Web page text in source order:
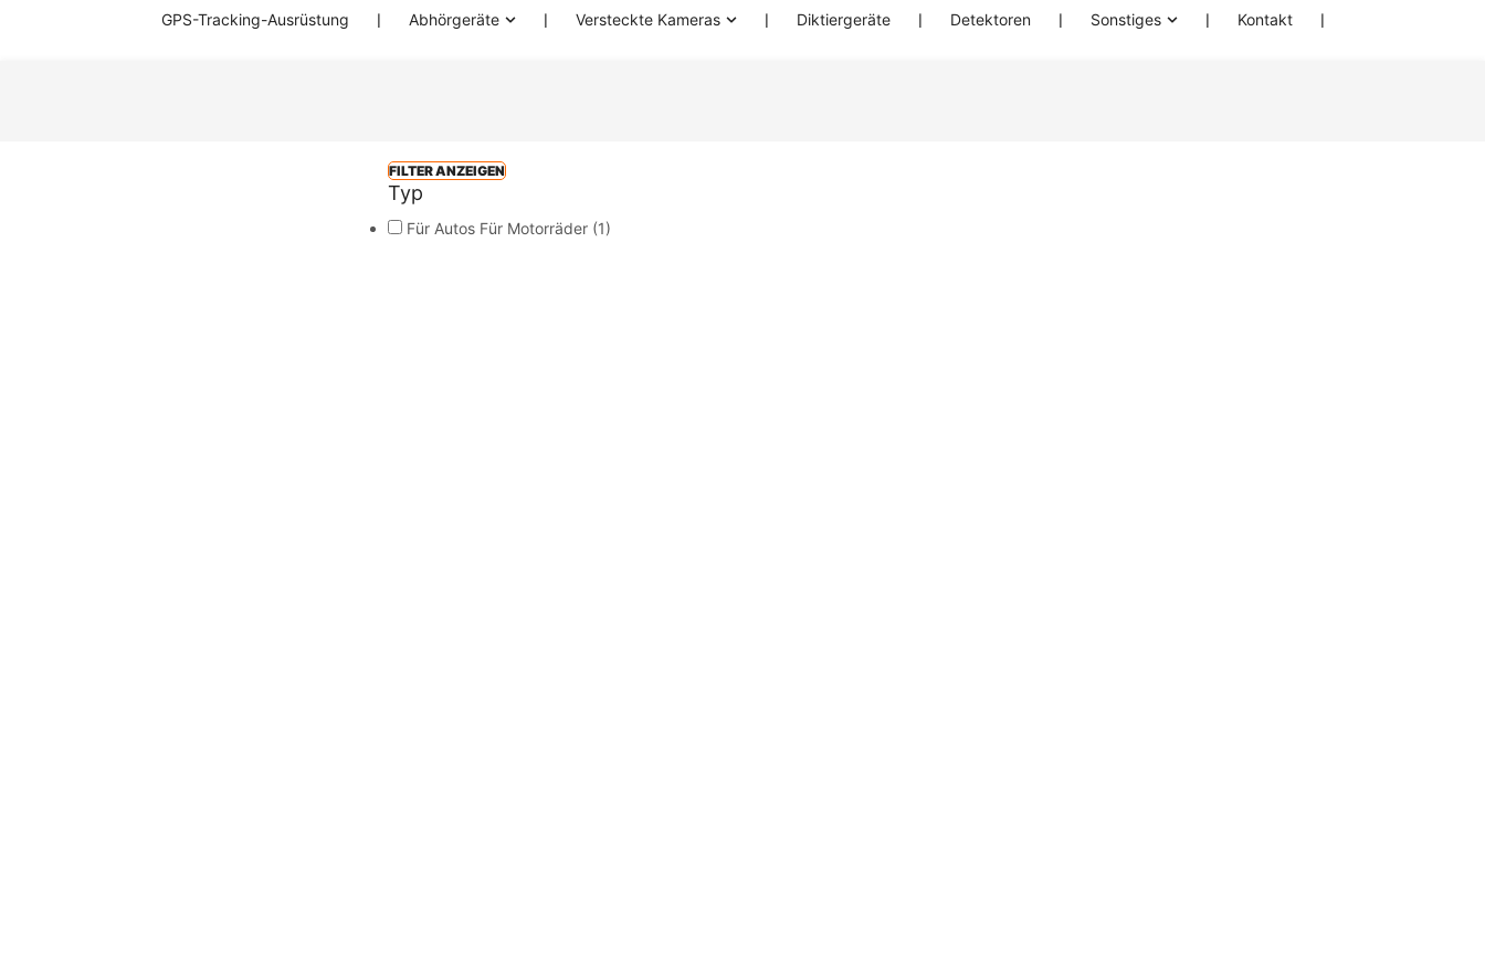
GPS-Tracking-Ausrüstung ❘ Abhörgeräte ❘ Versteckte Kameras ❘ Diktiergeräte ❘ Detektoren ❘ Sonstiges ❘ Kontakt ❘
FILTER ANZEIGEN
Typ
Für Autos Für Motorräder (1)